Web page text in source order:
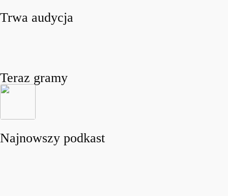
Trwa audycja
Teraz gramy
Najnowszy podkast